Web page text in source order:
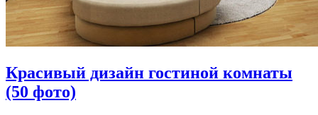
Красивый дизайн гостиной комнаты
(50 фото)